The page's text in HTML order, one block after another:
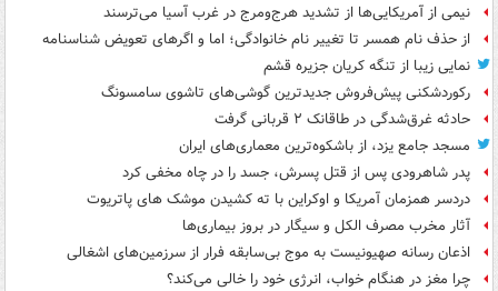
نیمی از آمریکایی‌ها از تشدید هرج‌ومرج در غرب آسیا می‌ترسند
از حذف نام همسر تا تغییر نام خانوادگی؛ اما و اگرهای تعویض شناسنامه
نمایی زیبا از تنگه کریان جزیره قشم
رکوردشکنی پیش‌فروش جدیدترین گوشی‌های تاشوی سامسونگ
حادثه غرق‌شدگی در طاقانک ۲ قربانی گرفت
مسجد جامع یزد، از باشکوه‌ترین معماری‌های ایران
پدر شاهرودی پس از قتل پسرش، جسد را در چاه مخفی کرد
دردسر همزمان آمریکا و اوکراین با ته کشیدن موشک های پاتریوت
آثار مخرب مصرف الکل و سیگار در بروز بیماری‌ها
اذعان رسانه صهیونیست به موج بی‌سابقه فرار از سرزمین‌های اشغالی
چرا مغز در هنگام خواب، انرژی خود را خالی می‌کند؟